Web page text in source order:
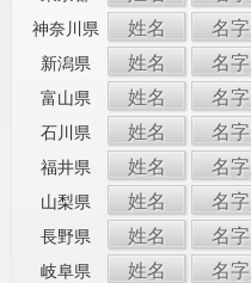
神奈川県 姓名 名字
新潟県 姓名 名字
富山県 姓名 名字
石川県 姓名 名字
福井県 姓名 名字
山梨県 姓名 名字
長野県 姓名 名字
岐阜県 姓名 名字